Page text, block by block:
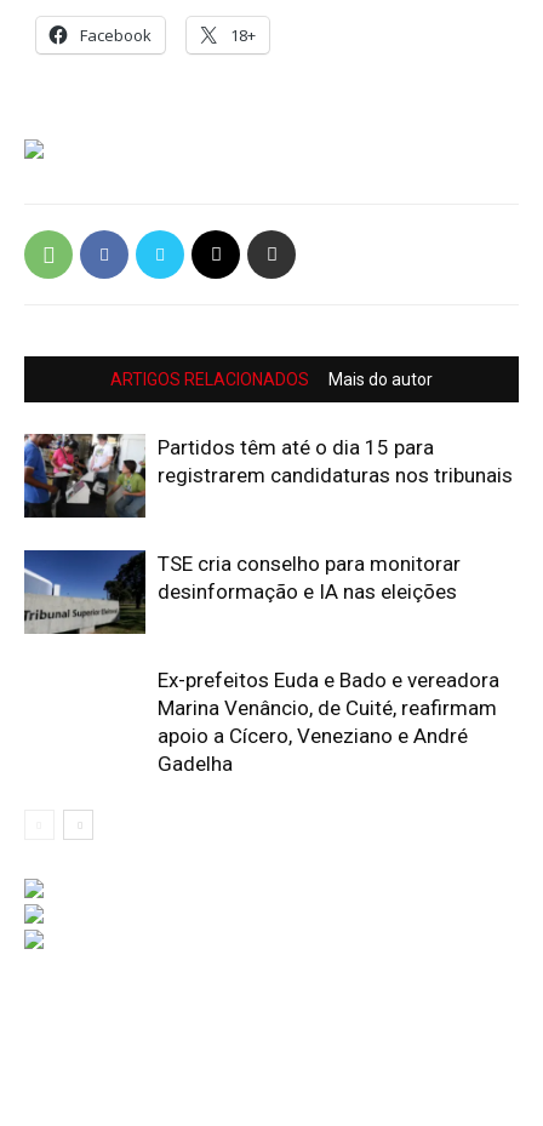
Facebook 18+
ARTIGOS RELACIONADOS Mais do autor
Partidos têm até o dia 15 para
registrarem candidaturas nos tribunais
TSE cria conselho para monitorar
desinformação e IA nas eleições
Ex-prefeitos Euda e Bado e vereadora
Marina Venâncio, de Cuité, reafirmam
apoio a Cícero, Veneziano e André
Gadelha